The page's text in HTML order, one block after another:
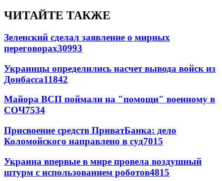
ЧИТАЙТЕ ТАКЖЕ
Зеленский сделал заявление о мирных
переговорах30993
Украинцы определились насчет вывода войск из
Донбасса11842
Майора ВСП поймали на "помощи" военному в
СОЧ7534
Присвоение средств ПриватБанка: дело
Коломойского направлено в суд7015
Украина впервые в мире провела воздушный
штурм с использованием роботов4815